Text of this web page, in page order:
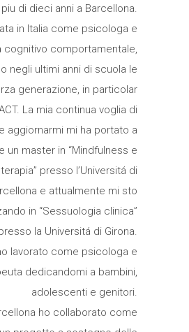
piu di dieci anni a Barcellona.
in Italia come psicologa e
cognitivo comportamentale,
negli ultimi anni di scuola le
generazione, in particolar
La mia continua voglia di
aggiornarmi mi ha portato a
un master in “Mindfulness e
presso l’Universitá di
e attualmente mi sto
in “Sessuologia clinica”
la Universitá di Girona.
lavorato come psicologa e
dedicandomi a bambini,
adolescenti e genitori.
ho collaborato come